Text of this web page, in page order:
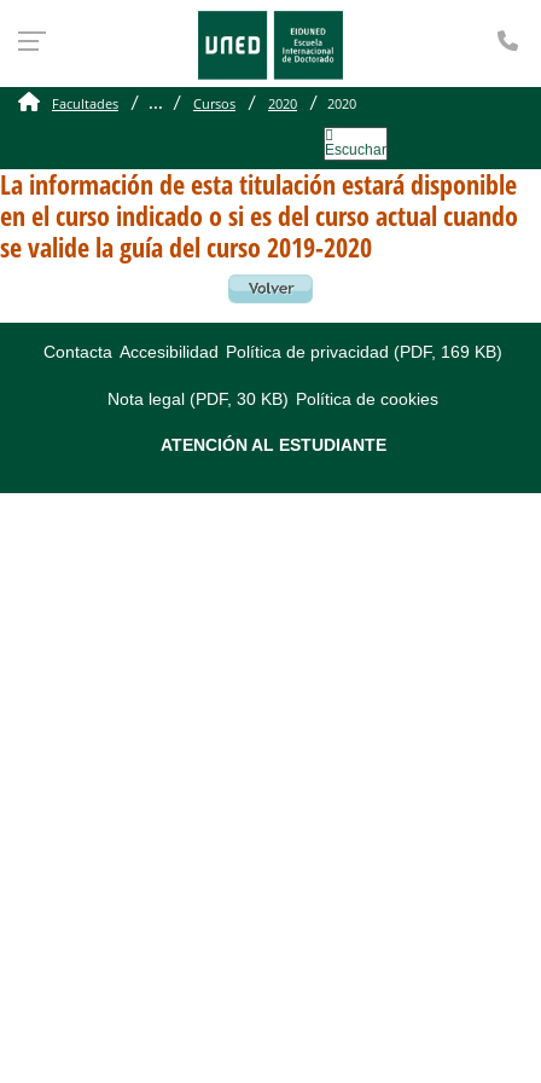
Facultades ... Cursos 2020 2020
Escuchar
La información de esta titulación estará disponible
en el curso indicado o si es del curso actual cuando
se valide la guía del curso 2019-2020
Contacta Accesibilidad Política de privacidad (PDF, 169 KB)
Nota legal (PDF, 30 KB) Política de cookies
ATENCIÓN AL ESTUDIANTE